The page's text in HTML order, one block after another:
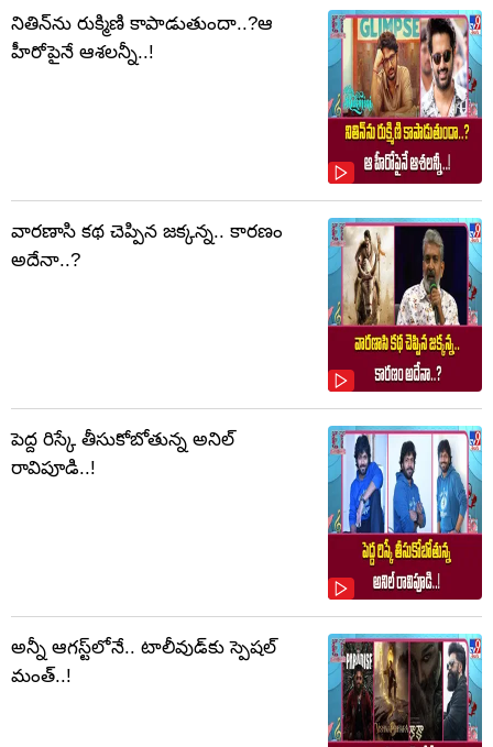
నితిన్‌ను రుక్మిణి కాపాడుతుందా..?ఆ
హీరోపైనే ఆశలన్నీ..!
వారణాసి కథ చెప్పిన జక్కన్న.. కారణం
అదేనా..?
పెద్ద రిస్కే తీసుకోబోతున్న అనిల్
రావిపూడి..!
అన్నీ ఆగస్ట్‌లోనే.. టాలీవుడ్‌కు స్పెషల్
మంత్..!